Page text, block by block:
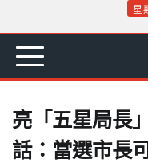
content
星
首 要 娛 生
亮「五星局長
話：當選市長